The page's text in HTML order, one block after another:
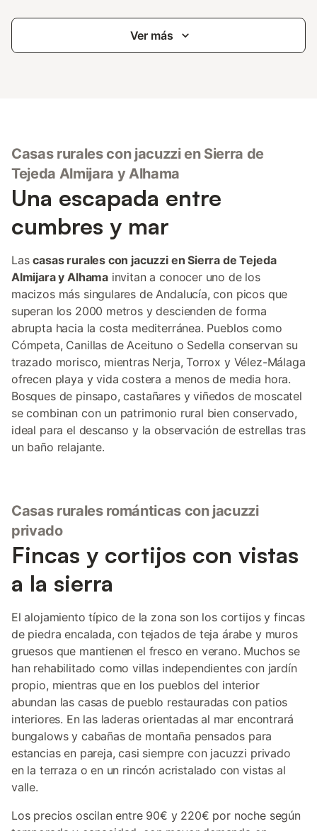
Ver más
Casas rurales con jacuzzi en Sierra de
Tejeda Almijara y Alhama
Una escapada entre
cumbres y mar
Lascasas rurales con jacuzzi en Sierra de Tejeda
Almijara y Alhama invitan a conocer uno de los
macizos más singulares de Andalucía, con picos que
superan los 2000 metros y descienden de forma
abrupta hacia la costa mediterránea. Pueblos como
Cómpeta, Canillas de Aceituno o Sedella conservan su
trazado morisco, mientras Nerja, Torrox y Vélez-Málaga
ofrecen playa y vida costera a menos de media hora.
Bosques de pinsapo, castañares y viñedos de moscatel
se combinan con un patrimonio rural bien conservado,
ideal para el descanso y la observación de estrellas tras
un baño relajante.
Casas rurales románticas con jacuzzi
privado
Fincas y cortijos con vistas
a la sierra
El alojamiento típico de la zona son los cortijos y fincas
de piedra encalada, con tejados de teja árabe y muros
gruesos que mantienen el fresco en verano. Muchos se
han rehabilitado como villas independientes con jardín
propio, mientras que en los pueblos del interior
abundan las casas de pueblo restauradas con patios
interiores. En las laderas orientadas al mar encontrará
bungalows y cabañas de montaña pensados para
estancias en pareja, casi siempre con jacuzzi privado
en la terraza o en un rincón acristalado con vistas al
valle.
Los precios oscilan entre 90€ y 220€ por noche según